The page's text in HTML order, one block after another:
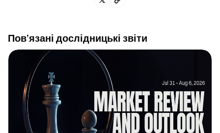
Пов’язані дослідницькі звіти